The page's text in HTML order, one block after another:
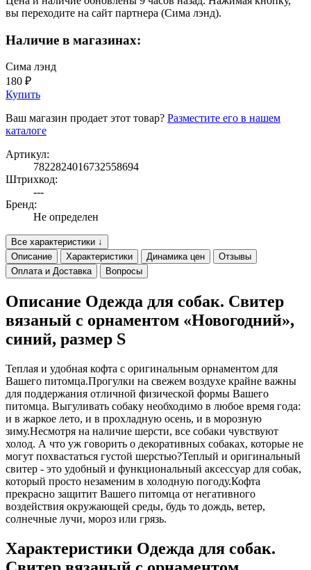
вы переходите на сайт партнера (Сима лэнд).
Наличие в магазинах:
Сима лэнд
180 ₽
Купить
Ваш магазин продает этот товар? Разместите его в нашем
каталоге
Артикул:
7822824016732558694
Штрихкод:
---
Бренд:
Не определен
Все характеристики ↓
Описание
Характеристики Динамика цен
Отзывы
Оплата и Доставка
Вопросы
Описание Одежда для собак. Свитер
вязаный с орнаментом «Новогодний»,
синий, размер S
Теплая и удобная кофта с оригинальным орнаментом для
Вашего питомца.Прогулки на свежем воздухе крайне важны
для поддержания отличной физической формы Вашего
питомца. Выгуливать собаку необходимо в любое время года:
и в жаркое лето, и в прохладную осень, и в морозную
зиму.Несмотря на наличие шерсти, все собаки чувствуют
холод. А что уж говорить о декоративных собаках, которые не
могут похвастаться густой шерстью?Теплый и оригинальный
свитер - это удобный и функциональный аксессуар для собак,
который просто незаменим в холодную погоду.Кофта
прекрасно защитит Вашего питомца от негативного
воздействия окружающей среды, будь то дождь, ветер,
солнечные лучи, мороз или грязь.
Характеристики Одежда для собак.